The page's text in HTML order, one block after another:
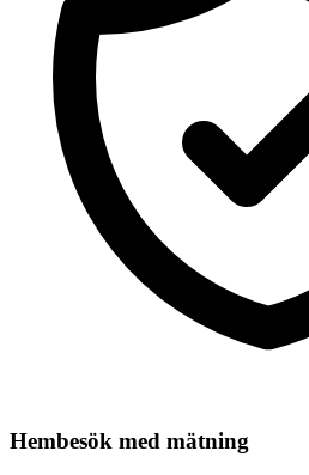
Hembesök med mätning